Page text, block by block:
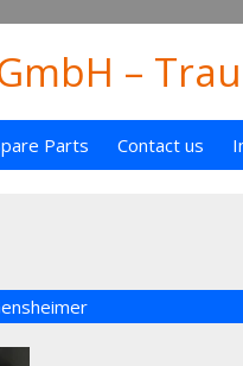
–
Parts Contact us